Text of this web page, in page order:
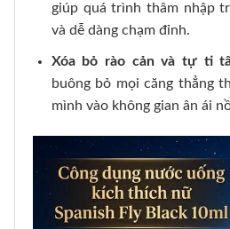
giúp quá trình thâm nhập
và dễ dàng chạm đỉnh.
Xóa bỏ rào cản và tự ti
buông bỏ mọi căng thẳng
mình vào không gian ân ái